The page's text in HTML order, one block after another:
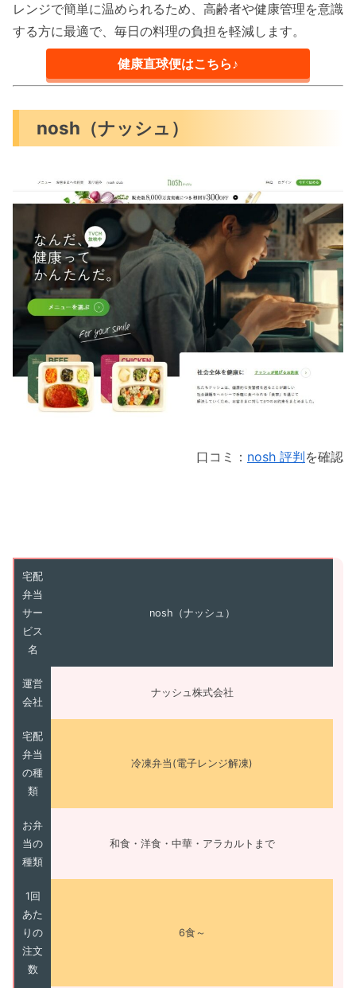
レンジで簡単に温められるため、高齢者や健康管理を意識
する方に最適で、毎日の料理の負担を軽減します。
健康直球便はこちら♪
nosh（ナッシュ）
口コミ： nosh 評判を確認
宅配
弁当
サー
ビス
名
nosh（ナッシュ）
運営
会社
ナッシュ株式会社
宅配
弁当
の種
類
冷凍弁当(電子レンジ解凍)
お弁
当の
種類
和食・洋食・中華・アラカルトまで
1回
あた
りの
注文
数
6食～